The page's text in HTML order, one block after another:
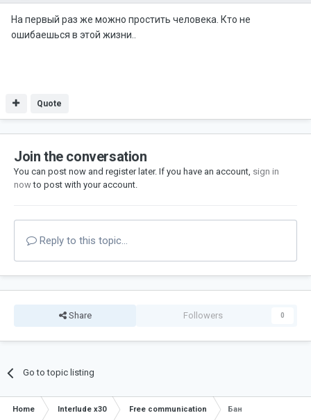
На первый раз же можно простить человека. Кто не
ошибаешься в этой жизни..
Quote
Join the conversation
You can post now and register later. If you have an account, sign in
nowto post with your account.
Reply to this topic...
Share Followers 0
Go to topic listing
Home Interlude x30 Free communication Бан